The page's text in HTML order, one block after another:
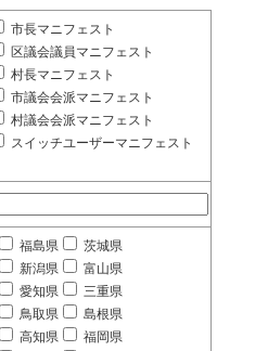
市長マニフェスト
区議会議員マニフェスト
村長マニフェスト
市議会会派マニフェスト
村議会会派マニフェスト
スイッチユーザーマニフェスト
福島県
茨城県
新潟県
富山県
愛知県
三重県
鳥取県
島根県
高知県
福岡県